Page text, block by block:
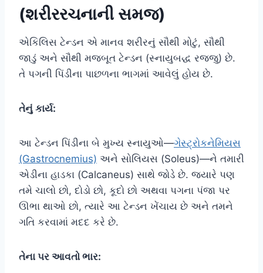
(શરીરરચનાની સમજ)
એકિલિસ ટેન્ડન એ માનવ શરીરનું સૌથી મોટું, સૌથી
જાડું અને સૌથી મજબૂત ટેન્ડન (સ્નાયુબદ્ધ રજ્જુ) છે.
તે પગની પિંડીના પાછળના ભાગમાં આવેલું હોય છે.
તેનું કાર્ય:
આ ટેન્ડન પિંડીના બે મુખ્ય સ્નાયુઓ—ગેસ્ટ્રોકનેમિયસ
(Gastrocnemius) અને સોલિયસ (Soleus)—ને તમારી
એડીના હાડકા (Calcaneus) સાથે જોડે છે. જ્યારે પણ
તમે ચાલો છો, દોડો છો, કૂદો છો અથવા પગના પંજા પર
ઊભા થાઓ છો, ત્યારે આ ટેન્ડન ખેંચાય છે અને તમને
ગતિ કરવામાં મદદ કરે છે.
તેના પર આવતો ભાર: